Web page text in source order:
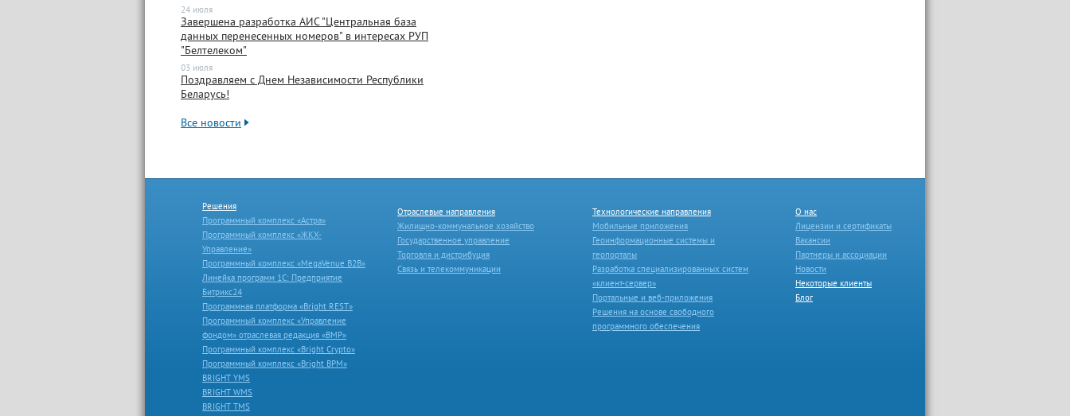
24 июля
Завершена разработка АИС "Центральная база
данных перенесенных номеров" в интересах РУП
"Белтелеком"
03 июля
Поздравляем с Днем Независимости Республики
Беларусь!
Все новости
Решения
Программный комплекс «Астра»
Программный комплекс «ЖКХ-
Управление»
Программный комплекс «MegaVenue B2B»
Линейка программ 1С: Предприятие
Битрикс24
Программная платформа «Bright REST»
Программный комплекс «Управление
фондом» отраслевая редакция «ВМР»
Программный комплекс «Bright Crypto»
Программный комплекс «Bright BPM»
BRIGHT YMS
BRIGHT WMS
BRIGHT TMS
Отраслевые направления
Жилищно-коммунальное хозяйство
Государственное управление
Торговля и дистрибуция
Связь и телекоммуникации
Технологические направления
Мобильные приложения
Геоинформационные системы и
геопорталы
Разработка специализированных систем
«клиент-сервер»
Портальные и веб-приложения
Решения на основе свободного
программного обеспечения
О нас
Лицензии и сертификаты
Вакансии
Партнеры и ассоциации
Новости
Некоторые клиенты
Блог